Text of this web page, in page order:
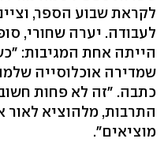
לקראת שבוע הספר,
לעבודה. יערה שחורי,
הייתה אחת המגיבות:
שמדירה אוכלוסייה
כתבה. "זה לא פחות
התרבות, מלהוציא
מוציאים".